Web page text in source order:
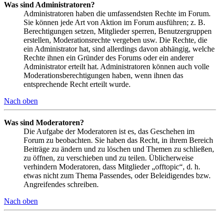
Was sind Administratoren?
Administratoren haben die umfassendsten Rechte im Forum.
Sie können jede Art von Aktion im Forum ausführen; z. B.
Berechtigungen setzen, Mitglieder sperren, Benutzergruppen
erstellen, Moderationsrechte vergeben usw. Die Rechte, die
ein Administrator hat, sind allerdings davon abhängig, welche
Rechte ihnen ein Gründer des Forums oder ein anderer
Administrator erteilt hat. Administratoren können auch volle
Moderationsberechtigungen haben, wenn ihnen das
entsprechende Recht erteilt wurde.
Nach oben
Was sind Moderatoren?
Die Aufgabe der Moderatoren ist es, das Geschehen im
Forum zu beobachten. Sie haben das Recht, in ihrem Bereich
Beiträge zu ändern und zu löschen und Themen zu schließen,
zu öffnen, zu verschieben und zu teilen. Üblicherweise
verhindern Moderatoren, dass Mitglieder „offtopic“, d. h.
etwas nicht zum Thema Passendes, oder Beleidigendes bzw.
Angreifendes schreiben.
Nach oben